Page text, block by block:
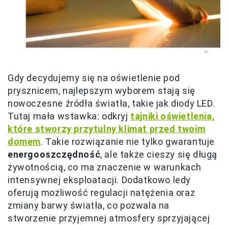
Gdy decydujemy się na oświetlenie pod
prysznicem, najlepszym wyborem stają się
nowoczesne źródła światła, takie jak diody LED.
Tutaj mała wstawka: odkryj tajniki oświetlenia,
które stworzy przytulny klimat przed twoim
domem. Takie rozwiązanie nie tylko gwarantuje
energooszczędność, ale także cieszy się długą
żywotnością, co ma znaczenie w warunkach
intensywnej eksploatacji. Dodatkowo ledy
oferują możliwość regulacji natężenia oraz
zmiany barwy światła, co pozwala na
stworzenie przyjemnej atmosfery sprzyjającej